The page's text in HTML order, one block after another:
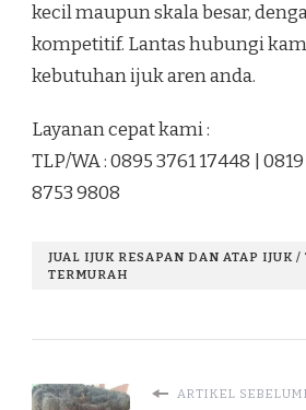
kecil maupun skala besar,
kompetitif. Lantas hubungi
kebutuhan ijuk aren anda.
Layanan cepat kami :
TLP/WA : 0895 3761 17448 |
8753 9808
JUAL IJUK RESAPAN DAN ATAP IJUK
TERMURAH
ARTIKEL